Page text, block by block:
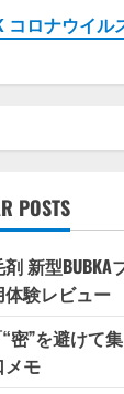
コロナウイル
POSTS
新型
体験レビュー
密”を避けて
メモ